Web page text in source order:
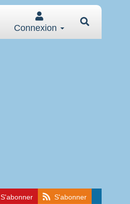
Connexion
S'abonner S'abonner